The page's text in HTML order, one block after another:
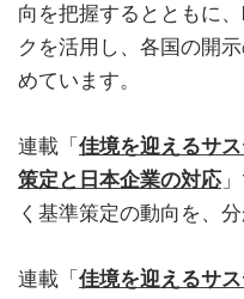
向を把握するとともに
クを活用し、各国の開
めています。
連載「 佳境を迎えるサ
策定と日本企業の対応
く基準策定の動向を、
連載「 佳境を迎えるサ